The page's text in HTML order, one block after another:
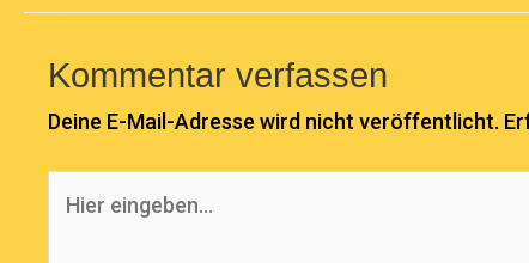
Kommentar verfassen
Deine E-Mail-Adresse wird nicht veröffentlicht.
eingeben…